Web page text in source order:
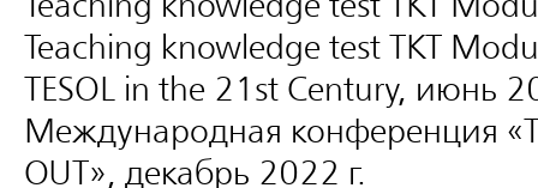
Teaching knowledge test TKT
TESOL in the 21st Century, июнь
Международная конференция
OUT», декабрь 2022 г.